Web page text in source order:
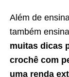
Além de
também ensina
muitas dicas
crochê com
uma renda